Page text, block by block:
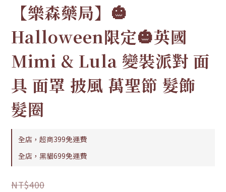
【樂森藥局】🎃
Halloween限定🎃英國
Mimi & Lula 變裝派對 面
具 面罩 披風 萬聖節 髮飾
髮圈
全店，超商399免運費
全店，黑貓699免運費
NT$400